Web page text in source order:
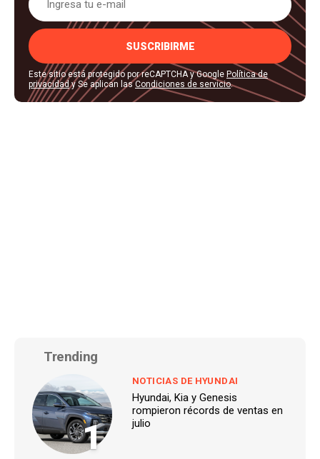
SUSCRIBIRME
Este sitio está protegido por reCAPTCHA y Google Política de
privacidady Se aplican lasCondiciones de servicio.
Trending
1
NOTICIAS DE HYUNDAI
Hyundai, Kia y Genesis
rompieron récords de ventas en
julio